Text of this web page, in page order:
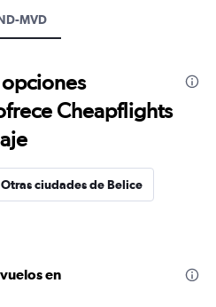
MVD
Cheapflights
Otras ciudades de Belice
en